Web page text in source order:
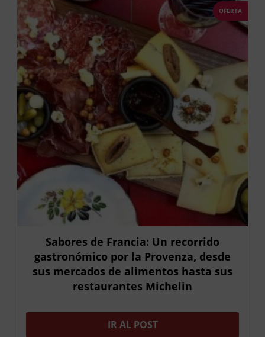
OFERTA
Sabores de Francia: Un recorrido
gastronómico por la Provenza, desde
sus mercados de alimentos hasta sus
restaurantes Michelin
IR AL POST